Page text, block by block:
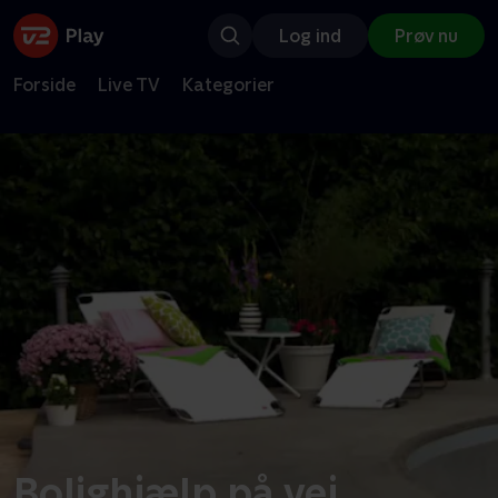
Log ind Prøv nu
Forside Live TV Kategorier